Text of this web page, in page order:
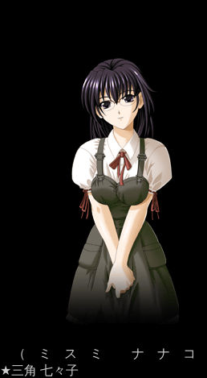
（ ミ ス ミ ナ ナ コ
★三角 七々子